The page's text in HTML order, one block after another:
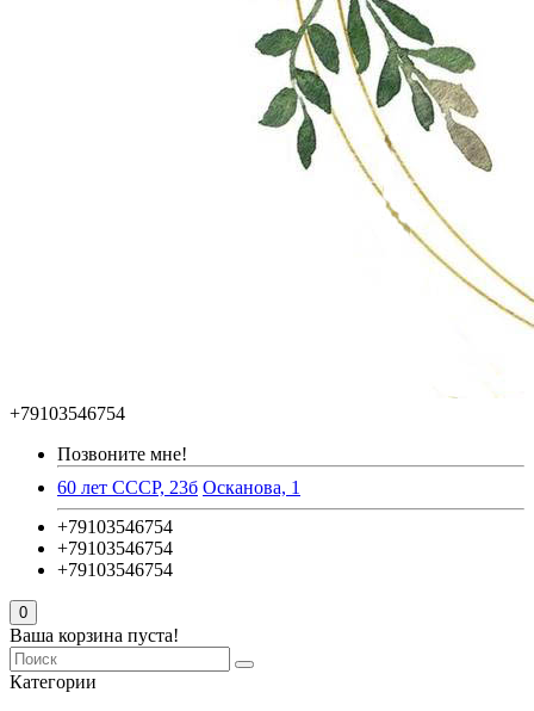
+79103546754
Позвоните мне!
60 лет СССР, 23б Осканова, 1
+79103546754
+79103546754
+79103546754
0
Ваша корзина пуста!
Категории